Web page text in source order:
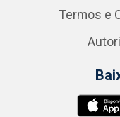
Termos e